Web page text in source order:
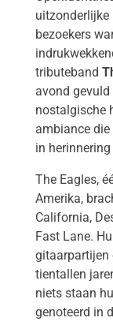
uitzonderlijke
bezoekers
tributeband
avond
nostalgische
ambiance
in
The Eagles,
Amerika,
California,
Fast Lane.
gitaarpartijen
tientallen
niets staan
genoteerd in